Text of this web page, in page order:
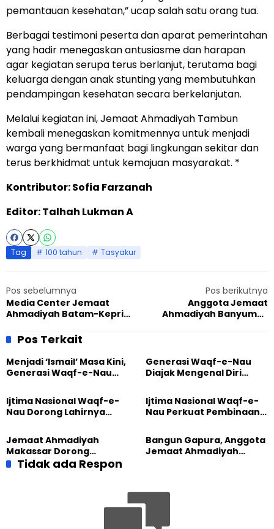
pemantauan kesehatan,” ucap salah satu orang tua.
Berbagai testimoni peserta dan aparat pemerintahan
yang hadir menegaskan antusiasme dan harapan
agar kegiatan serupa terus berlanjut, terutama bagi
keluarga dengan anak stunting yang membutuhkan
pendampingan kesehatan secara berkelanjutan.
Melalui kegiatan ini, Jemaat Ahmadiyah Tambun
kembali menegaskan komitmennya untuk menjadi
warga yang bermanfaat bagi lingkungan sekitar dan
terus berkhidmat untuk kemajuan masyarakat. *
Kontributor: Sofia Farzanah
Editor: Talhah Lukman A
Tag 100 tahun Tasyakur
Pos sebelumnya
Media Center Jemaat
Ahmadiyah Batam-Kepri
Pemkot
Pos berikutnya
Anggota Jemaat
Ahmadiyah Banyumas
di Peringatan Sumpah
Pos Terkait
Menjadi ‘Ismail’ Masa Kini,
Generasi Waqf-e-Nau
Pengabdian
Generasi Waqf-e-Nau
Diajak Mengenal Diri
Dunia
Ijtima Nasional Waqf-e-
Nau Dorong Lahirnya
yang Militan
Ijtima Nasional Waqf-e-
Nau Perkuat Pembinaan
Masa Depan
Jemaat Ahmadiyah
Makassar Dorong
Kesadaran Lingkungan
Lewat Edukasi Ekoteologi
Bangun Gapura, Anggota
Jemaat Ahmadiyah
Tidak ada Respon